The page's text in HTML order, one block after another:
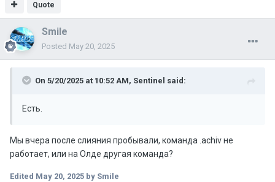
Quote
Smile
Posted May 20, 2025
On 5/20/2025 at 10:52 AM, Sentinel said:
Есть.
Мы вчера после слияния пробывали, команда .achiv не
работает, или на Олде другая команда?
Edited May 20, 2025 by Smile